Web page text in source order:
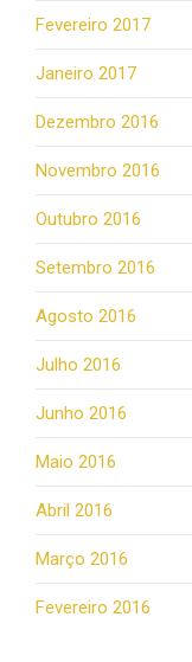
Fevereiro 2017
Janeiro 2017
Dezembro 2016
Novembro 2016
Outubro 2016
Setembro 2016
Agosto 2016
Julho 2016
Junho 2016
Maio 2016
Abril 2016
Março 2016
Fevereiro 2016